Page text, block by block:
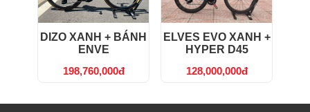
DIZO XANH + BÁNH
ENVE
198,760,000đ
ELVES EVO XANH +
HYPER D45
128,000,000đ